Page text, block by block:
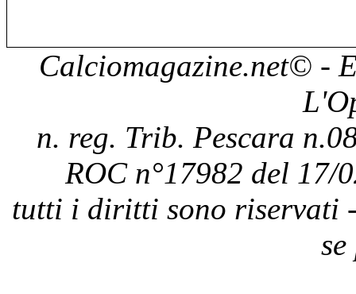
Calciomagazine.net© -
n. reg. Trib. Pescara
ROC n°17982 del 17/
tutti i diritti sono riservati